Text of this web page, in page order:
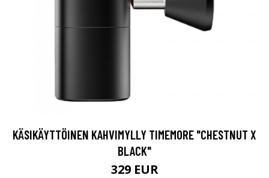
KÄSIKÄYTTÖINEN KAHVIMYLLY TIMEMORE "CHESTNUT X
BLACK"
329 EUR